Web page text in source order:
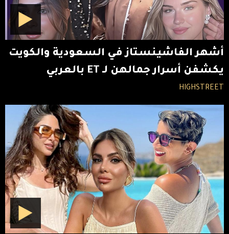
أشهر الفاشينستاز في السعودية والكويت
يكشفن أسرار جمالهن لـ ET بالعربي
HIGHSTREET